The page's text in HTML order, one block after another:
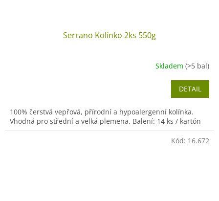
Serrano Kolínko 2ks 550g
Skladem (>5 bal)
DETAIL
100% čerstvá vepřová, přírodní a hypoalergenní kolínka.
Vhodná pro střední a velká plemena. Balení: 14 ks / kartón
Kód: 16.672